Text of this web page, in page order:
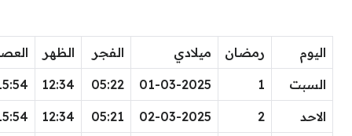
اليوم رمضان ميلادي الفجر الظهر
السبت 1
01-03-2025
05:22
12:34
الاحد 2
02-03-2025
05:21
12:34